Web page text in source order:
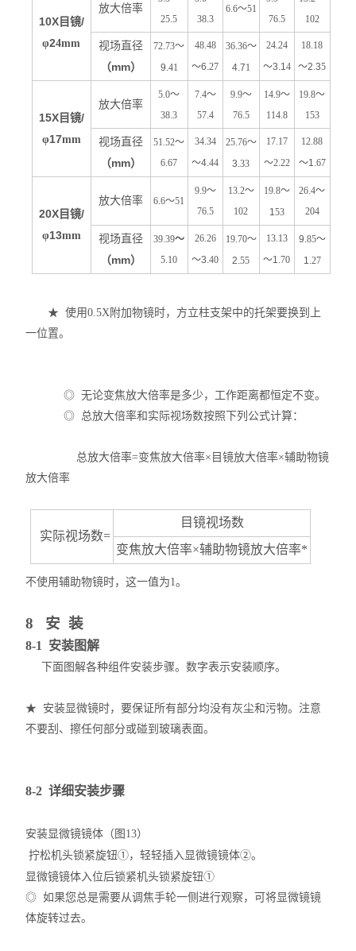
10X目镜/
φ24mm
放大倍率
25.5
38.3
6.6～51
76.5
102
视场直径
（mm）
72.73～
9.41
48.48
～6.27
36.36～
4.71
24.24
～3.14
18.18
～2.35
15X目镜/
φ17mm
放大倍率
5.0～
38.3
7.4～
57.4
9.9～
76.5
14.9～
114.8
19.8～
153
视场直径
（mm）
51.52～
6.67
34.34
～4.44
25.76～
3.33
17.17
～2.22
12.88
～1.67
20X目镜/
φ13mm
放大倍率 6.6～51
9.9～
76.5
13.2～
102
19.8～
153
26.4～
204
视场直径
（mm）
39.39～
5.10
26.26
～3.40
19.70～
2.55
13.13
～1.70
9.85～
1.27
★ 使用0.5X附加物镜时，方立柱支架中的托架要换到上
一位置。
◎ 无论变焦放大倍率是多少，工作距离都恒定不变。
◎ 总放大倍率和实际视场数按照下列公式计算：
总放大倍率=变焦放大倍率×目镜放大倍率×辅助物镜
放大倍率
实际视场数=
目镜视场数
变焦放大倍率×辅助物镜放大倍率*
不使用辅助物镜时，这一值为1。
8 安 装
8-1 安装图解
下面图解各种组件安装步骤。数字表示安装顺序。
★ 安装显微镜时，要保证所有部分均没有灰尘和污物。注意
不要刮、擦任何部分或碰到玻璃表面。
8-2 详细安装步骤
安装显微镜镜体（图13）
拧松机头锁紧旋钮①，轻轻插入显微镜镜体②。
显微镜镜体入位后锁紧机头锁紧旋钮①
◎ 如果您总是需要从调焦手轮一侧进行观察，可将显微镜镜
体旋转过去。